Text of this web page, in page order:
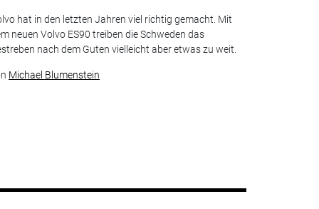
hat in den letzten Jahren viel richtig gemacht. Mit
neuen Volvo ES90 treiben die Schweden das
nach dem Guten vielleicht aber etwas zu weit.
Michael Blumenstein